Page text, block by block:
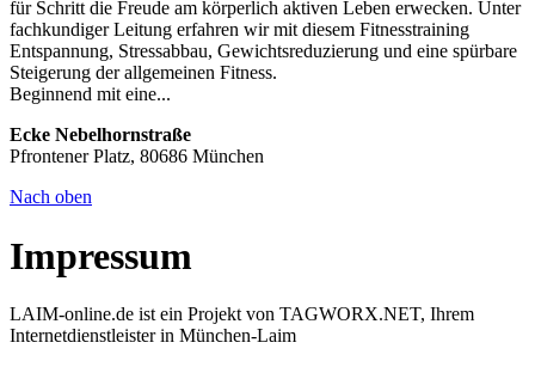
für Schritt die Freude am körperlich aktiven Leben erwecken. Unter
fachkundiger Leitung erfahren wir mit diesem Fitnesstraining
Entspannung, Stressabbau, Gewichtsreduzierung und eine spürbare
Steigerung der allgemeinen Fitness.
Beginnend mit eine...
Ecke Nebelhornstraße
Pfrontener Platz, 80686 München
Nach oben
Impressum
LAIM-online.de ist ein Projekt von TAGWORX.NET, Ihrem
Internetdienstleister in München-Laim